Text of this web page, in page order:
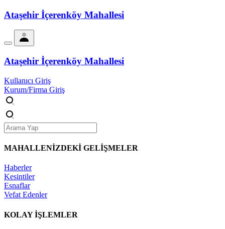
Ataşehir İçerenköy Mahallesi
Ataşehir İçerenköy Mahallesi
Kullanıcı Giriş
Kurum/Firma Giriş
MAHALLENİZDEKİ GELİŞMELER
Haberler
Kesintiler
Esnaflar
Vefat Edenler
KOLAY İŞLEMLER